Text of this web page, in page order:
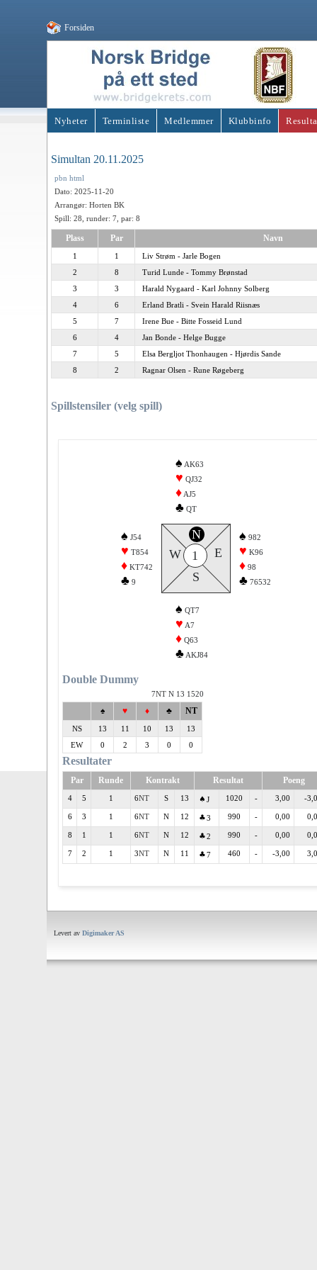
Forsiden
Nyheter Terminliste Medlemmer Klubbinfo
Simultan 20.11.2025
pbn html
Dato: 2025-11-20
Arrangør: Horten BK
Spill: 28, runder: 7, par: 8
Plass Par Navn
1 1
Liv Strøm - Jarle Bogen
2
8
Turid Lunde - Tommy Brønstad
3
3
Harald Nygaard - Karl Johnny Solberg
4
6
Erland Bratli - Svein Harald Riisnæs
5
7
Irene Bue - Bitte Fosseid Lund
6
4
Jan Bonde - Helge Bugge
7
5
Elsa Bergljot Thonhaugen - Hjørdis Sande
8
2 Ragnar Olsen - Rune Røgeberg
Spillstensiler (velg spill)
♠ AK63
♥ QJ32
♦ AJ5
♣ QT
♠ J54
♥ T854
♦ KT742
♣ 9
N
S
W E
1
♠ 982
♥ K96
♦ 98
♣ 76532
♠ QT7
♥ A7
♦ Q63
♣ AKJ84
Double Dummy
7 N 13 1520
♠ ♥ ♦ ♣ NT
NS 13 11 10 13
13
EW
0 2 3 0 0
Resultater
Par Runde Kontrakt Resultat Poeng
4 5 1 6 S 13 J 1020 - 3,00 -
6 3 1 6 N 12 3 990 - 0,00
8 1 1 6 N 12 2 990 - 0,00
7 2 1 3 N 11 7 460 - -3,00
Levert av Digimaker AS